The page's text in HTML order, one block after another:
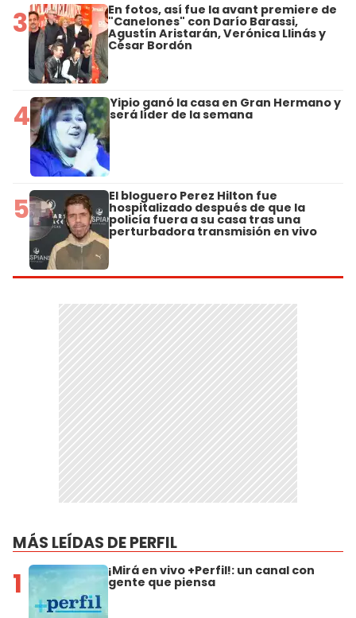
3 En fotos, así fue la avant premiere de
"Canelones" con Darío Barassi,
Agustín Aristarán, Verónica Llinás y
César Bordón
4 Yipio ganó la casa en Gran Hermano y
será líder de la semana
5 El bloguero Perez Hilton fue
hospitalizado después de que la
policía fuera a su casa tras una
perturbadora transmisión en vivo
MÁS LEÍDAS DE PERFIL
1 ¡Mirá en vivo +Perfil!: un canal con
gente que piensa